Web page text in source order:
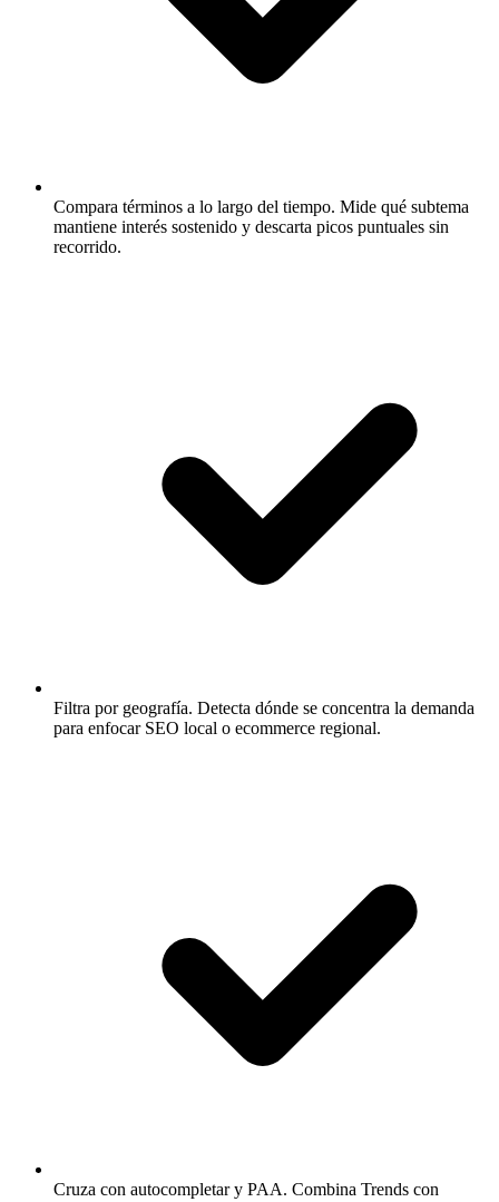
Compara términos a lo largo del tiempo. Mide qué subtema
mantiene interés sostenido y descarta picos puntuales sin
recorrido.
Filtra por geografía. Detecta dónde se concentra la demanda
para enfocar SEO local o ecommerce regional.
Cruza con autocompletar y PAA. Combina Trends con